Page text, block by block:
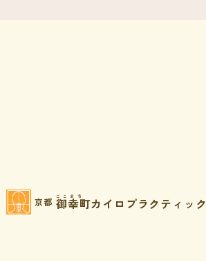
京都 ごこまち
御幸町カイロプラクティック